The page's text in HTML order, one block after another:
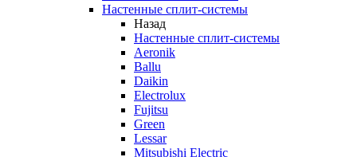
Настенные сплит-системы
Назад
Настенные сплит-системы
Aeronik
Ballu
Daikin
Electrolux
Fujitsu
Green
Lessar
Mitsubishi Electric